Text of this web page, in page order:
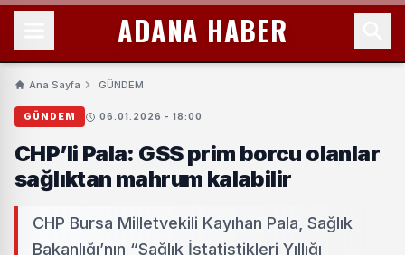
ADANA HABER
Ana Sayfa GÜNDEM
GÜNDEM 06.01.2026 - 18:00
CHP’li Pala: GSS prim borcu olanlar
sağlıktan mahrum kalabilir
CHP Bursa Milletvekili Kayıhan Pala, Sağlık
Bakanlığı’nın “Sağlık İstatistikleri Yıllığı